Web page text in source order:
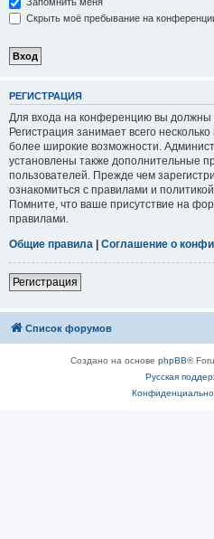
Скрыть моё пребывание на
РЕГИСТРАЦИЯ
Для входа на конференцию вы должны
Регистрация занимает всего
более широкие возможности.
установлены также дополнительные
пользователей. Прежде чем
ознакомиться с правилами и
Помните, что ваше присутствие на
правилами.
Общие правила | Соглашение о
Регистрация
Список форумов
Создано на основе phpBB®
Русская